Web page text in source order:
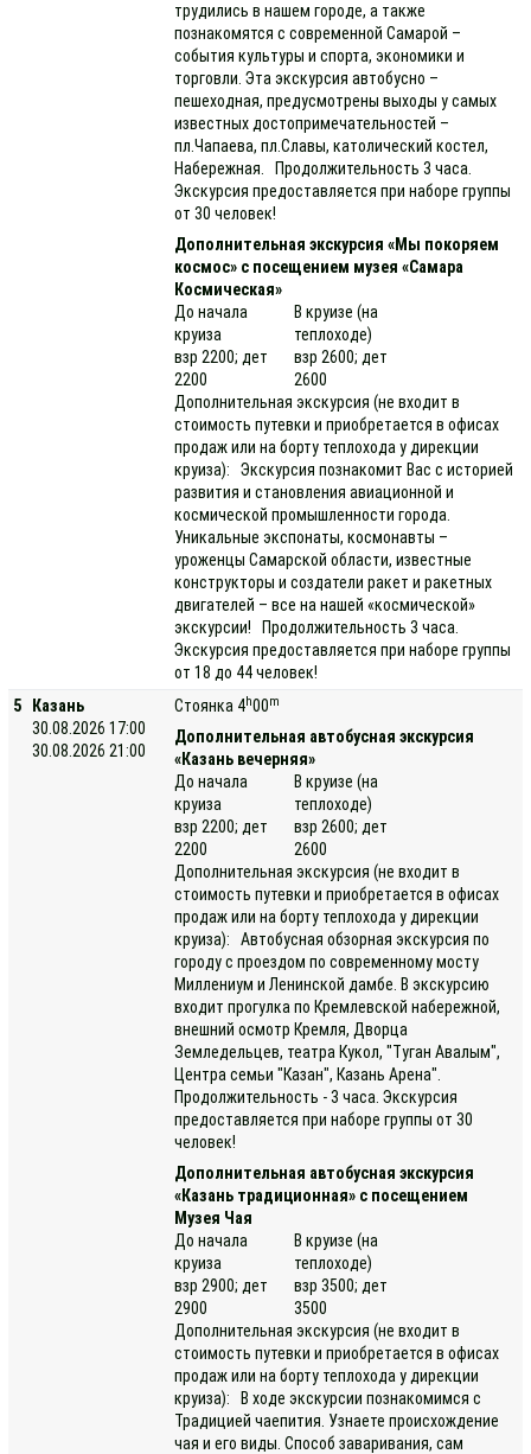
трудились в нашем городе, а также
познакомятся с современной Самарой –
события культуры и спорта, экономики и
торговли. Эта экскурсия автобусно –
пешеходная, предусмотрены выходы у самых
известных достопримечательностей –
пл.Чапаева, пл.Славы, католический костел,
Набережная. Продолжительность 3 часа.
Экскурсия предоставляется при наборе группы
от 30 человек!
Дополнительная экскурсия «Мы покоряем
космос» с посещением музея «Самара
Космическая»
До начала
круиза
взр 2200; дет
2200
В круизе (на
теплоходе)
взр 2600; дет
2600
Дополнительная экскурсия (не входит в
стоимость путевки и приобретается в офисах
продаж или на борту теплохода у дирекции
круиза): Экскурсия познакомит Вас с историей
развития и становления авиационной и
космической промышленности города.
Уникальные экспонаты, космонавты –
уроженцы Самарской области, известные
конструкторы и создатели ракет и ракетных
двигателей – все на нашей «космической»
экскурсии! Продолжительность 3 часа.
Экскурсия предоставляется при наборе группы
от 18 до 44 человек!
5
Казань
30.08.2026 17:00
30.08.2026 21:00
Стоянка 4h00m
Дополнительная автобусная экскурсия
«Казань вечерняя»
До начала
круиза
взр 2200; дет
2200
В круизе (на
теплоходе)
взр 2600; дет
2600
Дополнительная экскурсия (не входит в
стоимость путевки и приобретается в офисах
продаж или на борту теплохода у дирекции
круиза): Автобусная обзорная экскурсия по
городу с проездом по современному мосту
Миллениум и Ленинской дамбе. В экскурсию
входит прогулка по Кремлевской набережной,
внешний осмотр Кремля, Дворца
Земледельцев, театра Кукол, "Туган Авалым",
Центра семьи "Казан", Казань Арена".
Продолжительность - 3 часа. Экскурсия
предоставляется при наборе группы от 30
человек!
Дополнительная автобусная экскурсия
«Казань традиционная» с посещением
Музея Чая
До начала
круиза
взр 2900; дет
2900
В круизе (на
теплоходе)
взр 3500; дет
3500
Дополнительная экскурсия (не входит в
стоимость путевки и приобретается в офисах
продаж или на борту теплохода у дирекции
круиза): В ходе экскурсии познакомимся с
Традицией чаепития. Узнаете происхождение
чая и его виды. Способ заваривания, сам